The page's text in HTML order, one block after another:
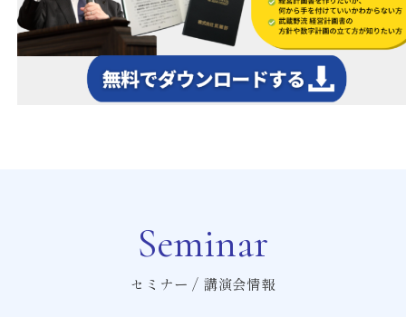
Seminar
セミナー / 講演会情報